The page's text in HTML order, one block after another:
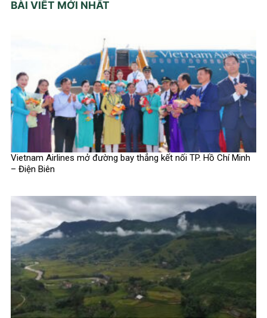
BÀI VIẾT MỚI NHẤT
Vietnam Airlines mở đường bay thẳng kết nối TP. Hồ Chí Minh
– Điện Biên